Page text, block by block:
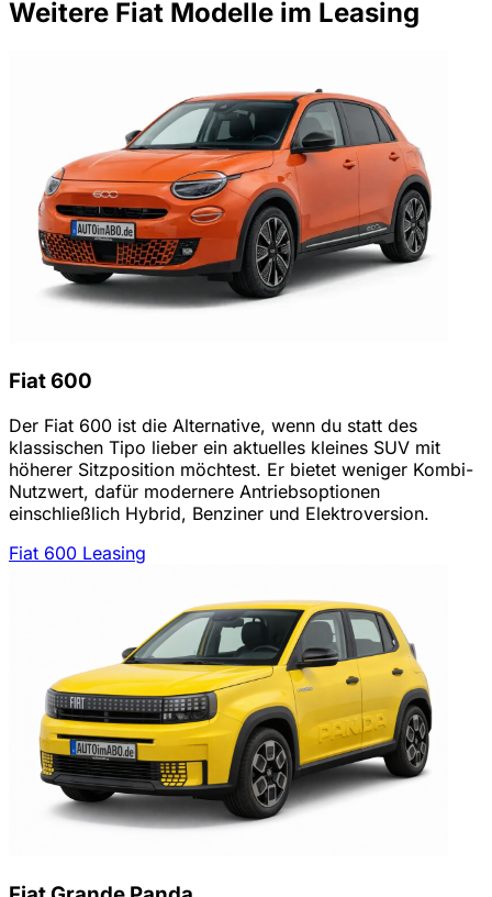
Weitere Fiat Modelle im Leasing
Fiat 600
Der Fiat 600 ist die Alternative, wenn du statt des
klassischen Tipo lieber ein aktuelles kleines SUV mit
höherer Sitzposition möchtest. Er bietet weniger Kombi-
Nutzwert, dafür modernere Antriebsoptionen
einschließlich Hybrid, Benziner und Elektroversion.
Fiat 600 Leasing